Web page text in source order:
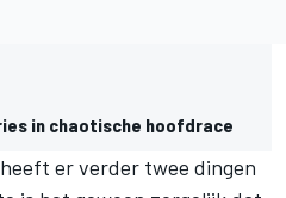
in chaotische hoofdrace
er verder twee dingen